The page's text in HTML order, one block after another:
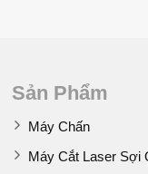
Sản Phẩm
Máy Chấn
Máy Cắt Laser Sợi